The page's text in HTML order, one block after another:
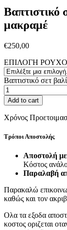
Βαπτιστικό
μακραμέ
€250,00
ΕΠΙΛΟΓΗ
Βαπτιστικό σετ
Add to cart
Χρόνος
Τρόποι Αποστολής
Aποστoλή
Κόστος
Παραλαβή
Παρακαλώ
καθώς και τον
Ολα τα εξοδα
κοστος οριζεται